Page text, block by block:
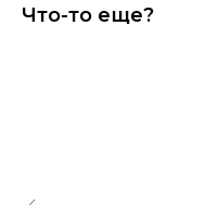
Что-то еще?